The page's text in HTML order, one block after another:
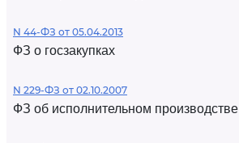
N 44-ФЗ от 05.04.2013
ФЗ о госзакупках
N 229-ФЗ от 02.10.2007
ФЗ об исполнительном производстве